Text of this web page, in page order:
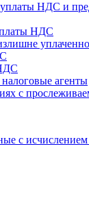
НДС и
НДС
агенты
с
с